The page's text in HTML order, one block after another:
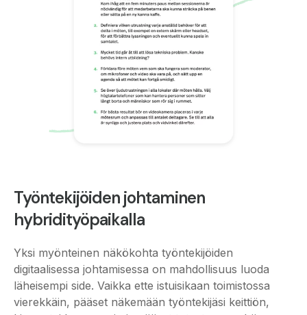
Työntekijöiden johtaminen
hybridityöpaikalla
Yksi myönteinen näkökohta työntekijöiden
digitaalisessa johtamisessa on mahdollisuus luoda
läheisempi side. Vaikka ette istuisikaan toimistossa
vierekkäin, pääset näkemään työntekijäsi keittiön,